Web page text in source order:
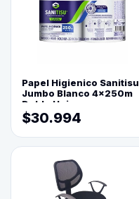
Papel Higienico Sanitisu
Jumbo Blanco 4x250m
Doble Hoja
$30.994